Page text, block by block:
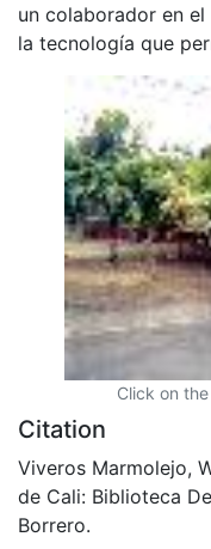
un colaborador en
la tecnología que
Click on
Citation
Viveros Marmolejo,
de Cali: Biblioteca
Borrero.